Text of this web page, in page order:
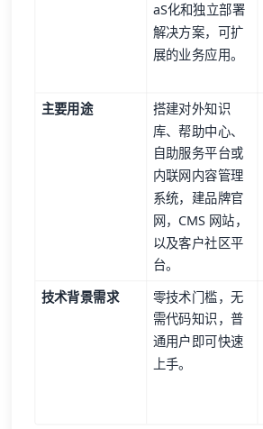
aS化和独立部署
解决方案，可扩
展的业务应用。
主要用途
搭建对外知识
库、帮助中心、
自助服务平台或
内联网内容管理
系统，建品牌官
网，CMS 网站，
以及客户社区平
台。
技术背景需求
零技术门槛，无
需代码知识，普
通用户即可快速
上手。